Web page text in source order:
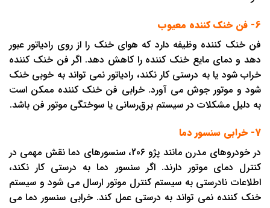
6- فن خنک ‌کننده معیوب
فن خنک ‌کننده وظیفه دارد که هوای خنک را از روی رادیاتور عبور
دهد و دمای مایع خنک ‌کننده را کاهش دهد. اگر فن خنک ‌کننده
خراب شود یا به درستی کار نکند، رادیاتور نمی تواند به خوبی خنک
شود و موتور جوش می آورد. خرابی فن خنک ‌کننده ممکن است
به دلیل مشکلات در سیستم برق‌رسانی یا سوختگی موتور فن باشد.
7- خرابی سنسور دما
در خودروهای مدرن مانند پژو 206، سنسورهای دما نقش مهمی در
کنترل دمای موتور دارند. اگر سنسور دما به درستی کار نکند،
اطلاعات نادرستی به سیستم کنترل موتور ارسال می شود و سیستم
خنک ‌کننده نمی تواند به درستی عمل کند. خرابی سنسور دما می